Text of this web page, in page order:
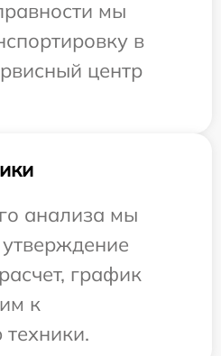
мы
в
центр
анализа мы
график
к